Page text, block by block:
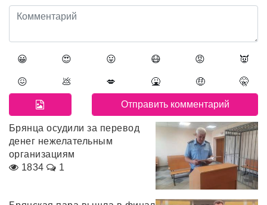
😀 😍 😛 😷 😡 👿
😖 💩 💋 🤮 🤑 🤫
Брянца осудили за перевод
денег нежелательным
организациям
1834
1